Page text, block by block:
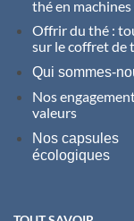
thé en machines
Offrir du thé :
sur le coffret de
Qui sommes-
Nos
valeurs
Nos capsules
écologiques